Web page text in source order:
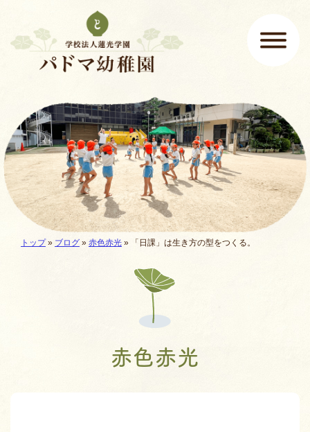
メインメニュー
ここから本文です。
現在地:
トップ» ブログ » 赤色赤光 » 「日課」は生き方の型をつくる。
赤色赤光